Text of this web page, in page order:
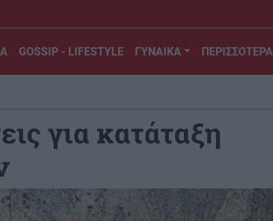
GOSSIP - LIFESTYLE ΓΥΝΑΙΚΑ ΠΕΡΙΣΣΟΤΕΡΑ
για κατάταξη